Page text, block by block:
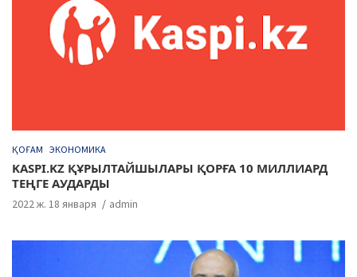
ҚОҒАМ ЭКОНОМИКА
KASPI.KZ ҚҰРЫЛТАЙШЫЛАРЫ ҚОРҒА 10 МИЛЛИАРД
ТЕҢГЕ АУДАРДЫ
2022 ж. 18 января admin